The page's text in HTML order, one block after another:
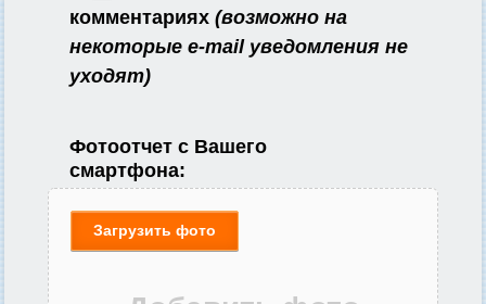
комментариях (возможно на
некоторые e-mail уведомления не
уходят)
Фотоотчет с Вашего
смартфона:
Загрузить фото